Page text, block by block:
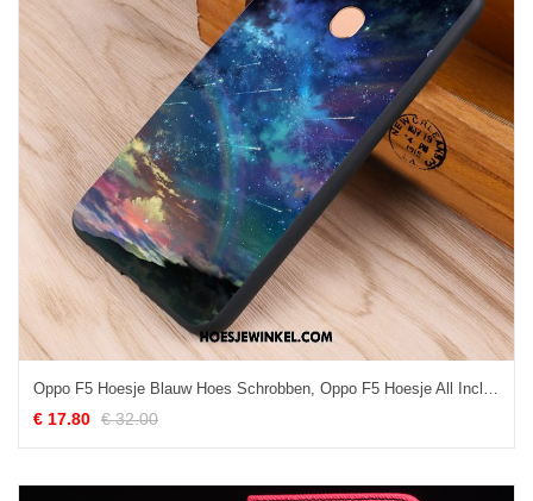
Oppo F5 Hoesje Blauw Hoes Schrobben, Oppo F5 Hoesje All Inclusive Scheppend
€ 17.80 € 32.00